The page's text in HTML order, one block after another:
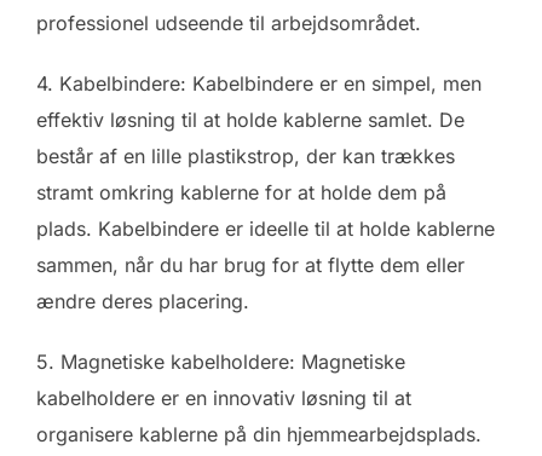
professionel udseende til arbejdsområdet.
4. Kabelbindere: Kabelbindere er en simpel, men
effektiv løsning til at holde kablerne samlet. De
består af en lille plastikstrop, der kan trækkes
stramt omkring kablerne for at holde dem på
plads. Kabelbindere er ideelle til at holde kablerne
sammen, når du har brug for at flytte dem eller
ændre deres placering.
5. Magnetiske kabelholdere: Magnetiske
kabelholdere er en innovativ løsning til at
organisere kablerne på din hjemmearbejdsplads.